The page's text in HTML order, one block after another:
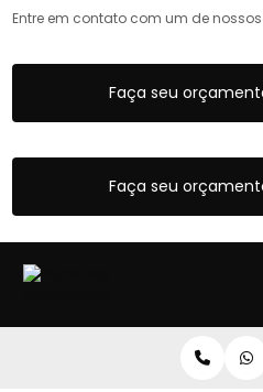
Entre em contato com um de
Faça seu
Faça seu